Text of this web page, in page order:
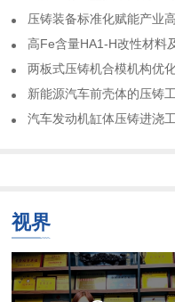
高Fe含量HA1-H改性材料
两板式压铸机合模机构优
新能源汽车前壳体的压铸
汽车发动机缸体压铸进浇
视界